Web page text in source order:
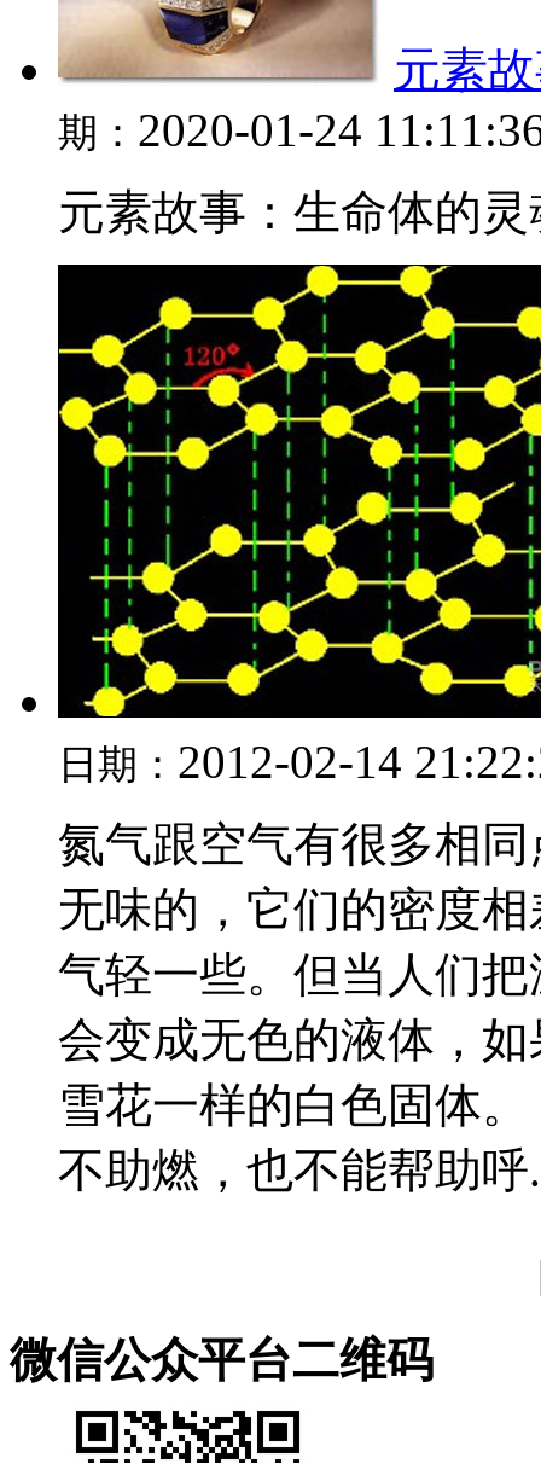
元素
期： 2020-01-24
元素故事：生命体的
日期： 2012-02-14
氮气跟空气有很多相
无味的，它们的密度
气轻一些。但当人们
会变成无色的液体，
雪花一样的白色固体
不助燃，也不能帮助呼
微信公众平台二维码